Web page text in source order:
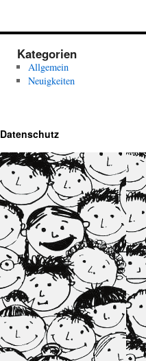
Kategorien
Allgemein
Neuigkeiten
Datenschutz